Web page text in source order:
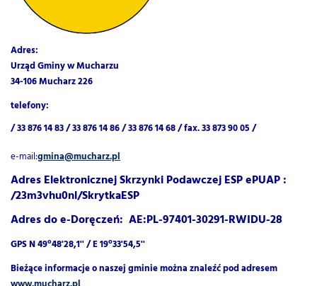
Adres:
Urząd Gminy w Mucharzu
34-106 Mucharz 226
telefony:
/ 33 876 14 83 / 33 876 14 86 / 33 876 14 68 /fax. 33 873 90 05 /
e-mail:gmina@mucharz.pl
Adres Elektronicznej Skrzynki Podawczej ESP ePUAP :
/23m3vhu0nl/SkrytkaESP
Adres do e-Doręczeń: AE:PL-97401-30291-RWIDU-28
GPS N 49o48'28,1'' / E 19o33'54,5''
Bieżące informacje o naszej gminie można znaleźćpod adresem